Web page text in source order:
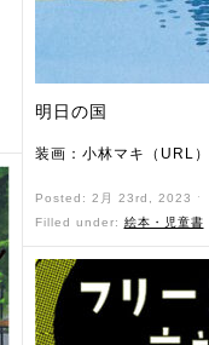
明日の国
装画：小林マキ（URL
Posted: 2月 23rd, 2023 ˑ
Filled under: 絵本・児童書